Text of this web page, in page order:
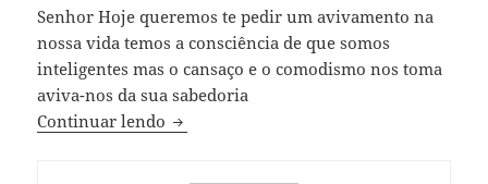
Senhor Hoje queremos te pedir um avivamento na
nossa vida temos a consciência de que somos
inteligentes mas o cansaço e o comodismo nos toma
aviva-nos da sua sabedoria
Continuar lendo Terço do Conhecimento